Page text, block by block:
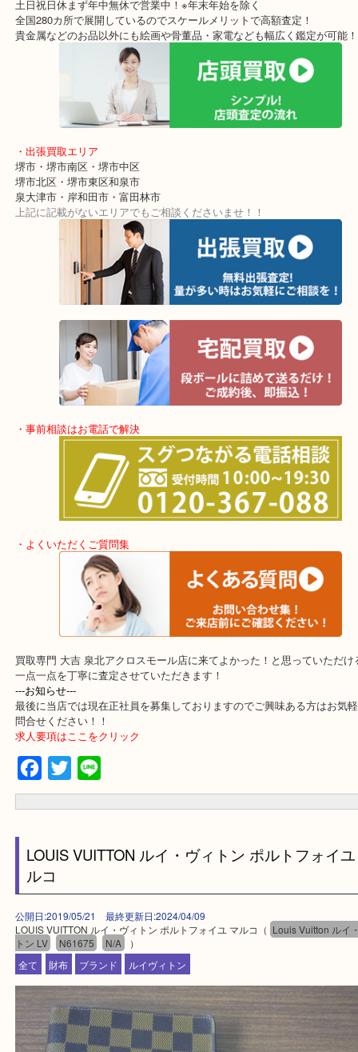
Louis Vuitton ルイ・ヴィトン コンパクトウォレットのお買取りブ
本日は堺市の方より二つ折りのお財布をお売りいただきました。
ヴィトンの商品のことならどんなお品物でもお持ちください！
キレイなお品物から使用感が強いお品物まで幅広くお買い取りして
べた付きや色移りがあっても大丈夫！
・最寄り駅
東北高速鉄道線「栂・美木多駅」「光明池」「泉ヶ丘」
・ご来店が多いエリア
堺市・大阪狭山市・堺市南区
富田林市・堺市東区・和泉市
岸和田市・泉大津市・高石市
・当店の特徴
アクロスモールにある店舗なのでお買い物の最中にもお立ち寄りし
ショッピングモールに店舗があるので無料駐車場も完備！
土日祝日休まず年中無休で営業中！※年末年始を除く
全国280カ所で展開しているのでスケールメリットで高額査定！
貴金属などのお品以外にも絵画や骨董品・家電なども幅広く鑑定が
・出張買取エリア
堺市北区・堺市東区和泉市
泉大津市・岸和田市・富田林市
上記に記載がないエリアでもご相談くださいませ！！
・事前相談はお電話で解決
・よくいただくご質問集